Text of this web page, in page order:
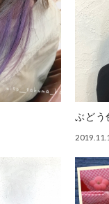
ぶどう